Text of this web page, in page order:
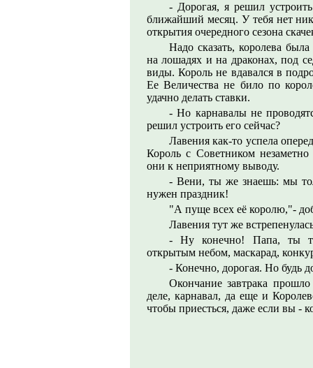
- Дорогая, я решил
ближайший месяц. У тебя нет
открытия очередного сезона
Надо сказать, королева
на лошадях и на драконах, под
виды. Король не вдавался в
Ее Величества не било по
удачно делать ставки.
- Но карнавалы не
решил устроить его сейчас?
Лавения как-то успела
Король с Советником
они к неприятному выводу.
- Вени, ты же знаешь: мы
нужен праздник!
"А пуще всех её королю,"-
Лавения тут же
- Ну конечно! Папа, ты
открытым небом, маскарад,
- Конечно, дорогая. Но будь
Окончание завтрака
деле, карнавал, да еще и
чтобы приесться, даже если вы -